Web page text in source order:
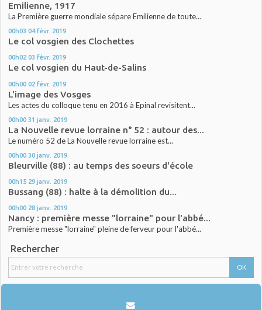
Emilienne, 1917
La Première guerre mondiale sépare Emilienne de toute...
00h03 04 févr. 2019
Le col vosgien des Clochettes
00h02 03 févr. 2019
Le col vosgien du Haut-de-Salins
00h00 02 févr. 2019
L'image des Vosges
Les actes du colloque tenu en 2016 à Epinal revisitent...
00h00 31 janv. 2019
La Nouvelle revue lorraine n° 52 : autour des...
Le numéro 52 de La Nouvelle revue lorraine est...
00h00 30 janv. 2019
Bleurville (88) : au temps des soeurs d'école
00h15 29 janv. 2019
Bussang (88) : halte à la démolition du...
00h00 28 janv. 2019
Nancy : première messe "lorraine" pour l'abbé...
Première messe "lorraine" pleine de ferveur pour l'abbé...
Rechercher